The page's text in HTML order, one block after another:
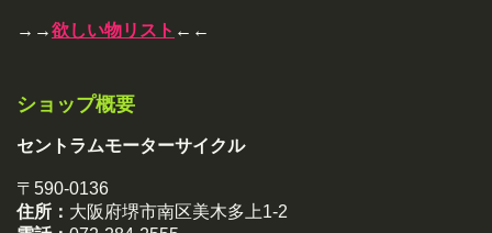
→→欲しい物リスト ←←
ショップ概要
セントラムモーターサイクル
〒590-0136
住所： 大阪府堺市南区美木多上1-2